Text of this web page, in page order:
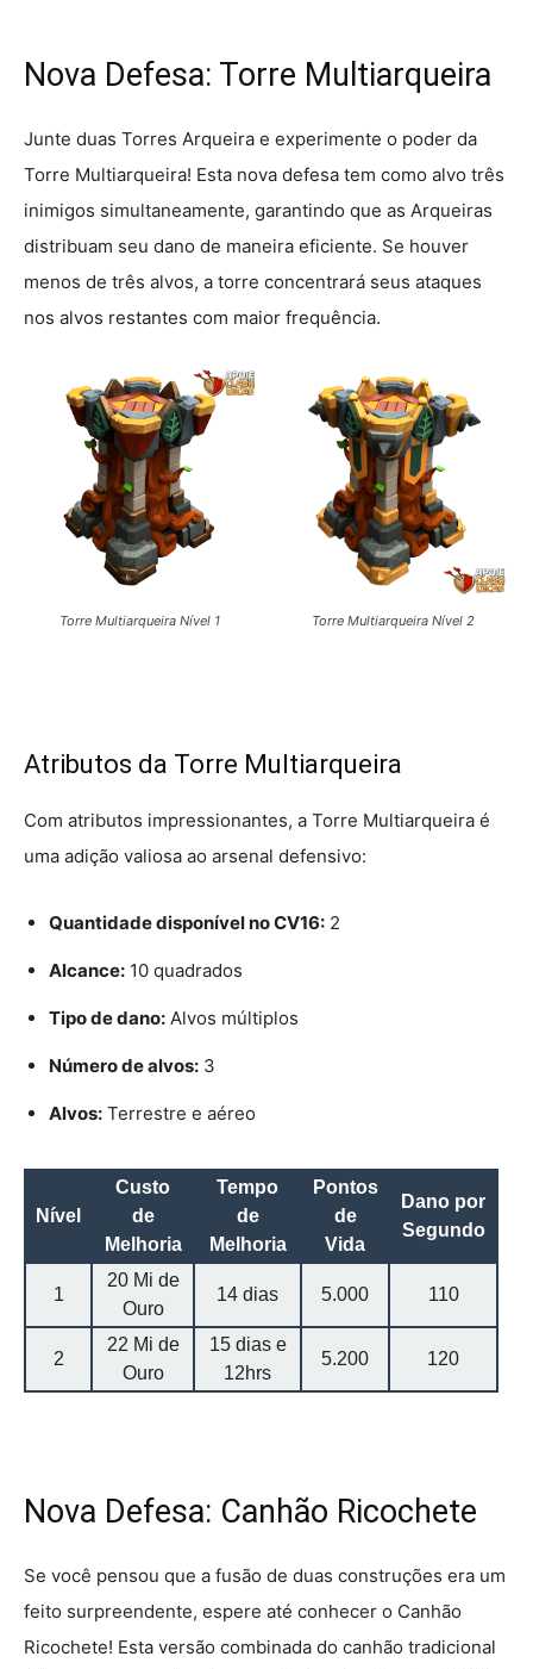
Nova Defesa: Torre Multiarqueira
Junte duas Torres Arqueira e experimente o poder da
Torre Multiarqueira! Esta nova defesa tem como alvo três
inimigos simultaneamente, garantindo que as Arqueiras
distribuam seu dano de maneira eficiente. Se houver
menos de três alvos, a torre concentrará seus ataques
nos alvos restantes com maior frequência.
Torre Multiarqueira Nível 1 Torre Multiarqueira Nível 2
Atributos da Torre Multiarqueira
Com atributos impressionantes, a Torre Multiarqueira é
uma adição valiosa ao arsenal defensivo:
Quantidade disponível no CV16: 2
Alcance: 10 quadrados
Tipo de dano: Alvos múltiplos
Número de alvos: 3
Alvos: Terrestre e aéreo
Nível
Custo
de
Melhoria
Tempo
de
Melhoria
Pontos
de
Vida
Dano por
Segundo
1
20 Mi de
Ouro
14 dias 5.000 110
2
22 Mi de
Ouro
15 dias e
12hrs
5.200 120
Nova Defesa: Canhão Ricochete
Se você pensou que a fusão de duas construções era um
feito surpreendente, espere até conhecer o Canhão
Ricochete! Esta versão combinada do canhão tradicional